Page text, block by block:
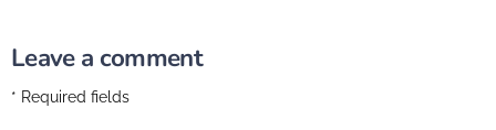
Leave a comment
* Required fields